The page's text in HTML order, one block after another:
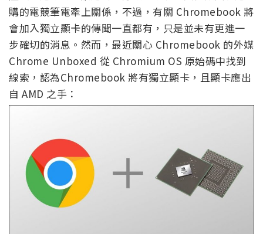
購的電競筆電牽上關係，不過，有關 Chromebook 將
會加入獨立顯卡的傳聞一直都有，只是並未有更進一
步確切的消息。然而，最近關心 Chromebook 的外媒
Chrome Unboxed 從 Chromium OS 原始碼中找到
線索，認為Chromebook 將有獨立顯卡，且顯卡應出
自 AMD 之手：